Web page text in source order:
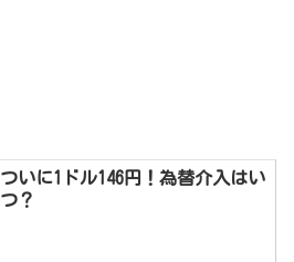
ついに1ドル146円！為替介入はい
つ？